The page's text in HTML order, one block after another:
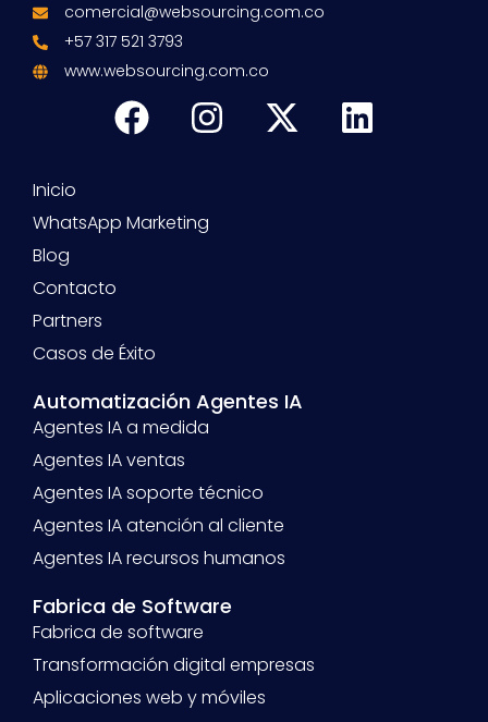
comercial@websourcing.com.co
+57 317 521 3793
www.websourcing.com.co
Inicio
WhatsApp Marketing
Blog
Contacto
Partners
Casos de Éxito
Automatización Agentes IA
Agentes IA a medida
Agentes IA ventas
Agentes IA soporte técnico
Agentes IA atención al cliente
Agentes IA recursos humanos
Fabrica de Software
Fabrica de software
Transformación digital empresas
Aplicaciones web y móviles